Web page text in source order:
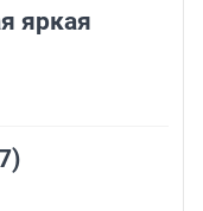
яркая